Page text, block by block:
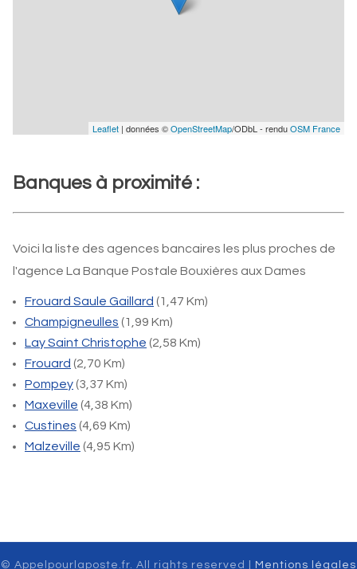
Leaflet | données ©OpenStreetMap/ODbL - renduOSM France
Banques à proximité :
Voici la liste des agences bancaires les plus proches de
l'agence La Banque Postale Bouxières aux Dames
Frouard Saule Gaillard (1,47 Km)
Champigneulles (1,99 Km)
Lay Saint Christophe (2,58 Km)
Frouard (2,70 Km)
Pompey(3,37 Km)
Maxeville (4,38 Km)
Custines (4,69 Km)
Malzeville (4,95 Km)
© Appelpourlaposte.fr. All rights reserved | Mentions légales